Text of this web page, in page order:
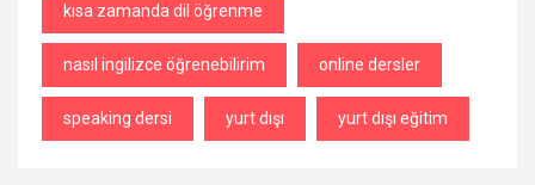
kısa zamanda dil öğrenme
nasıl ingilizce öğrenebilirim online dersler
speaking dersi yurt dışı yurt dışı eğitim